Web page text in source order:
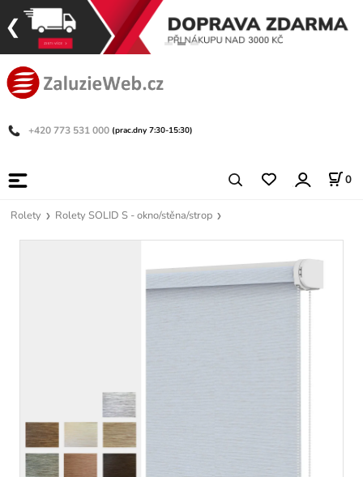
+420 773 531 000 (prac.dny 7:30-15:30)
0
Rolety Rolety SOLID S - okno/stěna/strop